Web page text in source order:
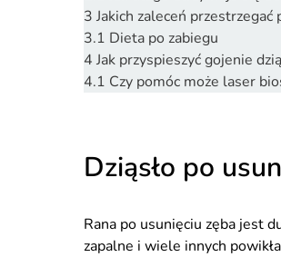
3 Jakich zaleceń przestrzegać
3.1 Dieta po zabiegu
4 Jak przyspieszyć gojenie
4.1 Czy pomóc może laser
Dziąsło po
Rana po usunięciu zęba jest
zapalne i wiele innych